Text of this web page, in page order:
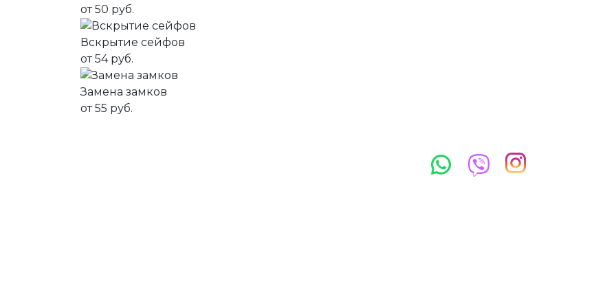
от 50 руб.
Вскрытие сейфов
от 54 руб.
Замена замков
от 55 руб.